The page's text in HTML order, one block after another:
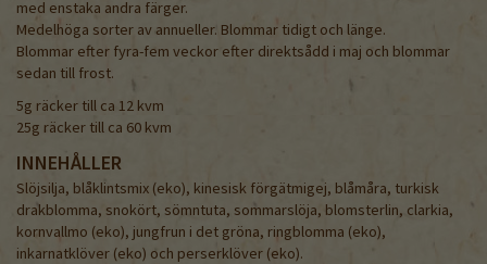
med enstaka andra färger.
Medelhöga sorter av annueller. Blommar tidigt och länge.
Blommar efter fyra-fem veckor efter direktsådd i maj och blommar
sedan till frost.
5g räcker till ca 12 kvm
25g räcker till ca 60 kvm
INNEHÅLLER
Slöjsilja, blåklintsmix (eko), kinesisk förgätmigej, blåmåra, turkisk
drakblomma, snokört, sömntuta, sommarslöja, blomsterlin, clarkia,
kornvallmo (eko), jungfrun i det gröna, ringblomma (eko),
inkarnatklöver (eko) och perserklöver (eko).